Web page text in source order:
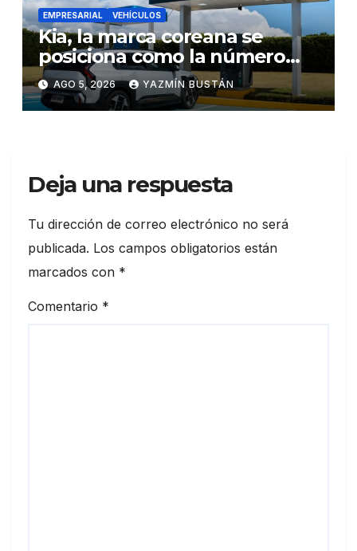
EMPRESARIAL VEHÍCULOS
Kia, la marca coreana se
posiciona como la número
uno en ventas de vehículos
eléctricos en Ecuador
durante julio
AGO 5, 2026 YAZMÍN BUSTÁN
Deja una respuesta
Tu dirección de correo electrónico no será
publicada. Los campos obligatorios están
marcados con *
Comentario *